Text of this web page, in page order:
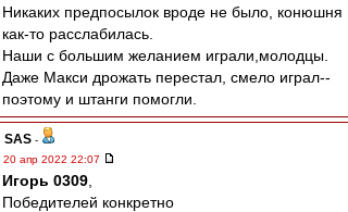
Никаких предпосылок вроде не было, конюшня
как-то расслабилась.
Наши с большим желанием играли,молодцы.
Даже Макси дрожать перестал, смело играл--
поэтому и штанги помогли.
SAS -
20 апр 2022 22:07
Игорь 0309
Победителей конкретно